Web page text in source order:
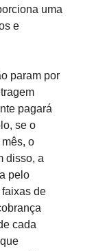
uma
e
param por
pagará
se o
o
disso, a
pelo
de
cada